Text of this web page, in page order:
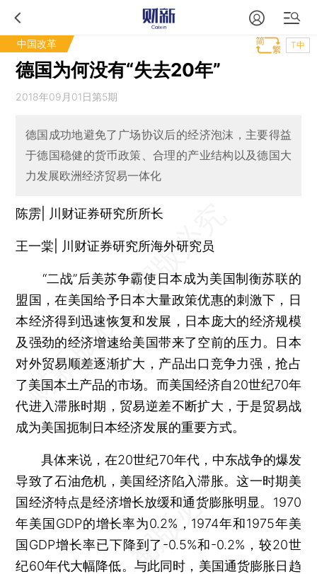
中国改革 T中
德国为何没有“失去20年”
2018年09月01日第5期
德国成功地避免了广场协议后的经济泡沫，主要得益
于德国稳健的货币政策、合理的产业结构以及德国大
力发展欧洲经济贸易一体化
陈雳| 川财证券研究所所长
王一棠| 川财证券研究所海外研究员
“二战”后美苏争霸使日本成为美国制衡苏联的
盟国，在美国给予日本大量政策优惠的刺激下，日
本经济得到迅速恢复和发展，日本庞大的经济规模
及强劲的经济增速给美国带来了空前的压力。日本
对外贸易顺差逐渐扩大，产品出口竞争力强，抢占
了美国本土产品的市场。而美国经济自20世纪70年
代进入滞胀时期，贸易逆差不断扩大，于是贸易战
成为美国扼制日本经济发展的重要方式。
具体来说，在20世纪70年代，中东战争的爆发
导致了石油危机，美国经济陷入滞胀。这一时期美
国经济特点是经济增长放缓和通货膨胀明显。1970
年美国GDP的增长率为0.2%，1974年和1975年美
国GDP增长率已下降到了-0.5%和-0.2%，较20世
纪60年代大幅降低。与此同时，美国通货膨胀日趋